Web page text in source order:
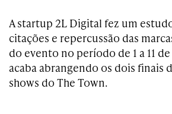
A startup 2L Digital fez um
citações e repercussão das
do evento no período de 1 a 11
acaba abrangendo os dois finais
shows do The Town.